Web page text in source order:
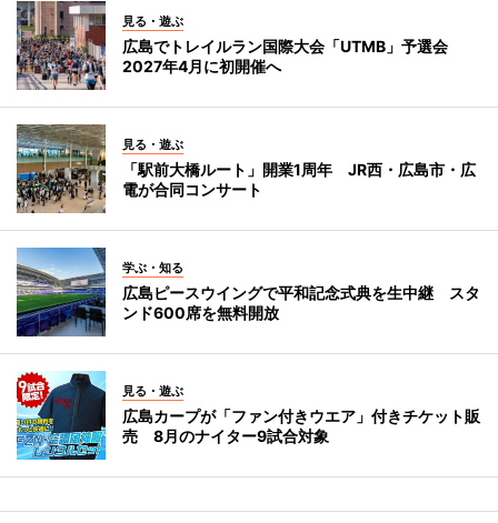
見る・遊ぶ
広島でトレイルラン国際大会「UTMB」予選会
2027年4月に初開催へ
見る・遊ぶ
「駅前大橋ルート」開業1周年 JR西・広島市・広
電が合同コンサート
学ぶ・知る
広島ピースウイングで平和記念式典を生中継 スタ
ンド600席を無料開放
見る・遊ぶ
広島カープが「ファン付きウエア」付きチケット販
売 8月のナイター9試合対象